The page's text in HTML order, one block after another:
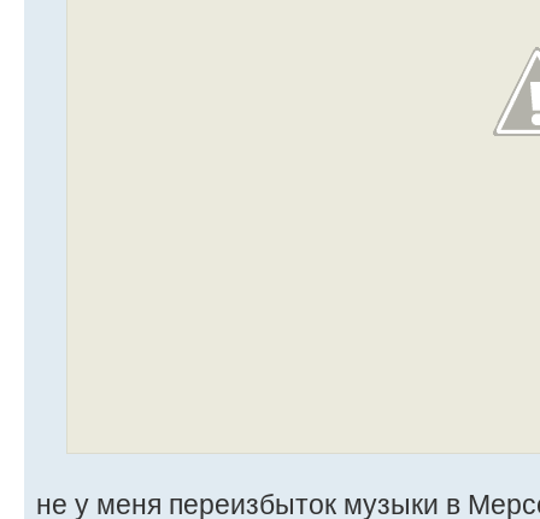
не у меня переизбыток музыки в